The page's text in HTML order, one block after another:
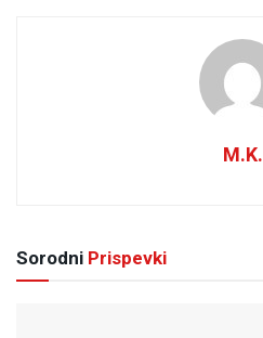
M.K.
Sorodni Prispevki